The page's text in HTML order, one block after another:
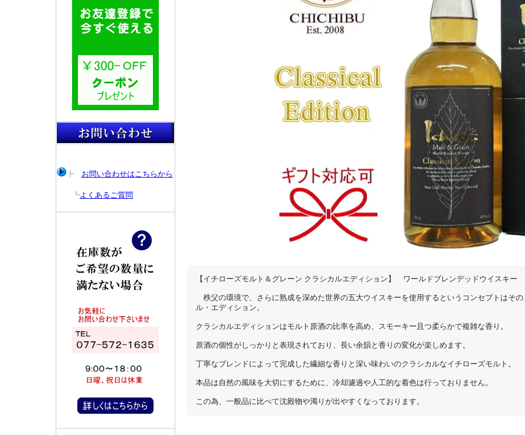
┣ お問い合わせはこちらから
┗よくあるご質問
【イチローズモルト＆グレーン クラシカルエディション】 ワールドブレンデッドウイスキー
秩父の環境で、さらに熟成を深めた世界の五大ウイスキーを使用するというコンセプトはそ
ル・エディション。
クラシカルエディションはモルト原酒の比率を高め、スモーキー且つ柔らかで複雑な香り。
原酒の個性がしっかりと表現されており、長い余韻と香りの変化が楽しめます。
丁寧なブレンドによって完成した繊細な香りと深い味わいのクラシカルなイチローズモルト。
本品は自然の風味を大切にするために、冷却濾過や人工的な着色は行っておりません。
この為、一般品に比べて沈殿物や濁りが出やすくなっております。